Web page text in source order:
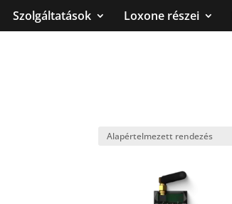
Szolgáltatások Loxone részei